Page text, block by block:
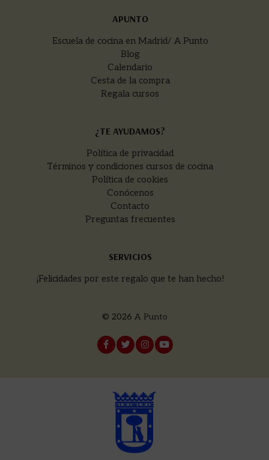
APUNTO
Escuela de cocina en Madrid/ A Punto
Blog
Calendario
Cesta de la compra
Regala cursos
¿TE AYUDAMOS?
Política de privacidad
Términos y condiciones cursos de cocina
Política de cookies
Conócenos
Contacto
Preguntas frecuentes
SERVICIOS
¡Felicidades por este regalo que te han hecho!
© 2026 A Punto